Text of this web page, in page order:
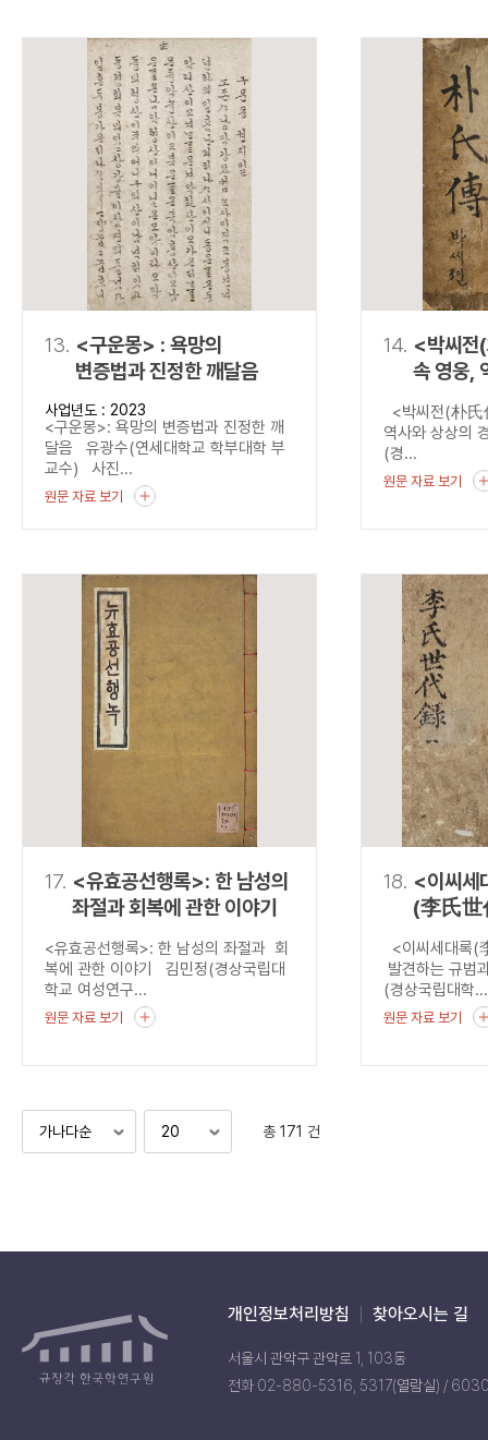
13. <구운몽> : 욕망의
변증법과 진정한 깨달음
사업년도 : 2023
<구운몽>: 욕망의 변증법과 진정한 깨
달음 유광수(연세대학교 학부대학 부
교수) 사진...
원문 자료 보기
14. <박씨
속 영웅,
경계를
<박씨전(朴
역사와 상상의
(경...
원문 자료 보기
17. <유효공선행록>: 한 남성의
좌절과 회복에 관한 이야기
<유효공선행록>: 한 남성의 좌절과 회
복에 관한 이야기 김민정(경상국립대
학교 여성연구...
원문 자료 보기
18. <이씨세
(李氏世
발견하
균열
<이씨세대록
발견하는 규범
(경상국립대학...
원문 자료 보기
총 171 건
개인정보처리방침 찾아오시는 길
서울시 관악구 관악로 1, 103동
전화 02-880-5316, 5317(열람실) /